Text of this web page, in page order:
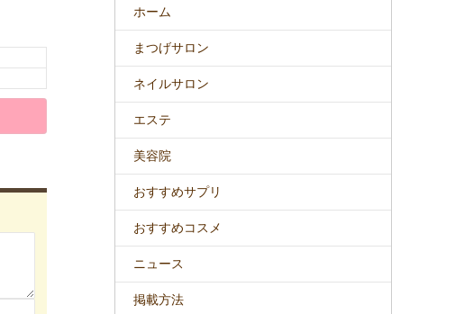
ホーム
まつげサロン
ネイルサロン
エステ
美容院
おすすめサプリ
おすすめコスメ
ニュース
掲載方法